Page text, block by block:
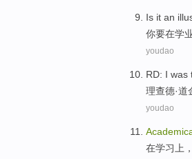
Is it an
你要在学
youdao
RD: I was
理查德·道
youdao
在学习 上，